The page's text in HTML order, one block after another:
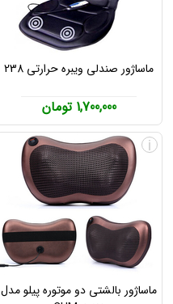
ماساژور صندلی ویبره حرارتی 238
1,700,000 تومان
ماساژور بالشتی دو موتوره پیلو مدل
i